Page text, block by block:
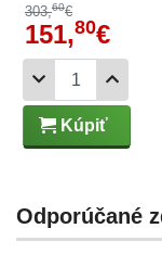
303,60€
151,80€
Kúpiť
Odporúčané